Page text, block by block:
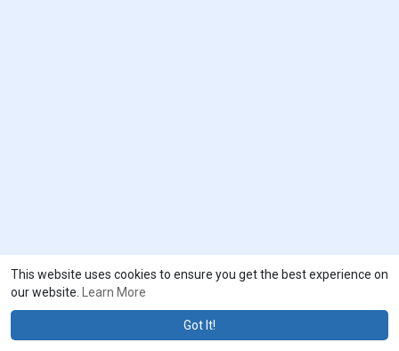
This website uses cookies to ensure you get the best experience on
our website.
Learn More
Got It!